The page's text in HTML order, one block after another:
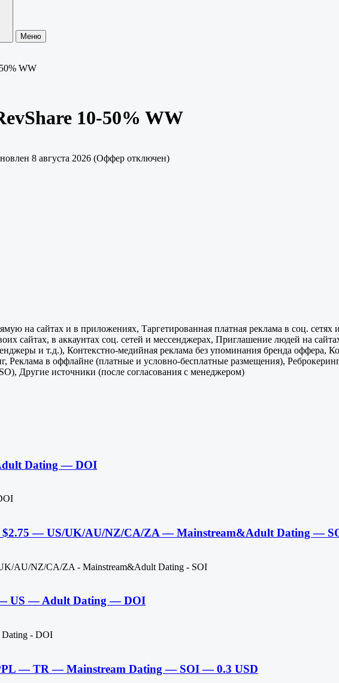
Меню
WW
10-50% WW
8 августа 2026 (Оффер отключен)
на сайтах и в приложениях, Таргетированная платная реклама в соц.
сайтах, в аккаунтах соц. сетей и мессенджерах, Приглашение людей на
и т.д.), Контекстно-медийная реклама без упоминания бренда оффера,
Реклама в оффлайне (платные и условно-бесплатные размещения),
Другие источники (после согласования с менеджером)
Dating — DOI
— US/UK/AU/NZ/CA/ZA — Mainstream&Adult Dating —
AU/NZ/CA/ZA - Mainstream&Adult Dating - SOI
US — Adult Dating — DOI
Dating - DOI
— TR — Mainstream Dating — SOI — 0.3 USD